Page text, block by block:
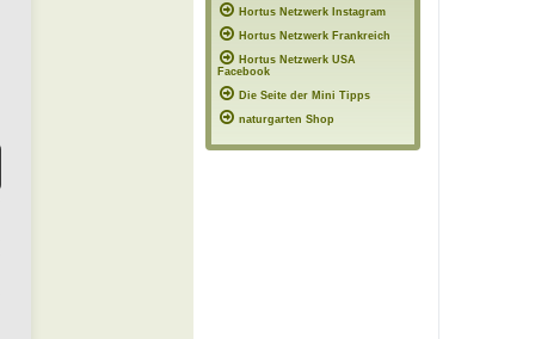
Hortus Netzwerk Instagram
Hortus Netzwerk Frankreich
Hortus Netzwerk USA
Facebook
Die Seite der Mini Tipps
naturgarten Shop